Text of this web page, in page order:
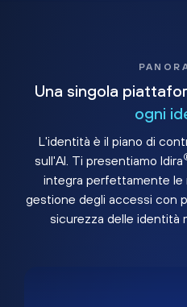
Una singola
ogni
L'identità è il piano di
sull'AI. Ti presentiamo Idira
integra perfettamente le
gestione degli accessi con
sicurezza delle identità